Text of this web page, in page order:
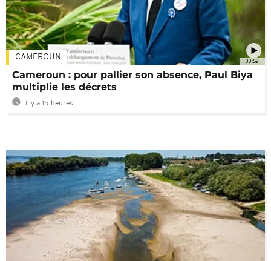
00:59
CAMEROUN
Cameroun : pour pallier son absence, Paul Biya
multiplie les décrets
Il y a 15 heures